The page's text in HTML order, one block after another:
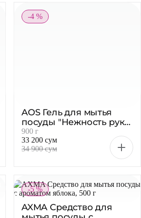
-4 %
AOS Гель для мытья
посуды "Нежность рук"
с бальзамом, 900 г
900 г
33 200 сум
34 900 сум
-5 %